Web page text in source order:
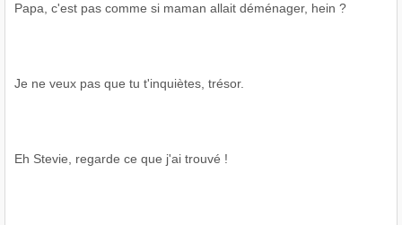
Papa, c'est pas comme si maman allait déménager, hein ?
Je ne veux pas que tu t'inquiètes, trésor.
Eh Stevie, regarde ce que j'ai trouvé !